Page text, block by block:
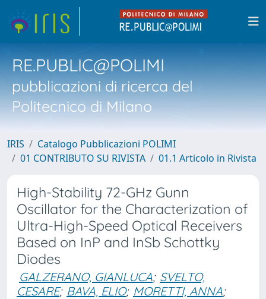
RE.PUBLIC@POLIMI
pubblicazioni di ricerca del
Politecnico di Milano
IRIS
Catalogo Pubblicazioni POLIMI
01 CONTRIBUTO SU RIVISTA
01.1 Articolo in Rivista
High-Stability 72-GHz Gunn
Oscillator for the Characterization of
Ultra-High-Speed Optical Receivers
Based on InP and InSb Schottky
Diodes
GALZERANO, GIANLUCA; SVELTO,
CESARE; BAVA, ELIO; MORETTI, ANNA;